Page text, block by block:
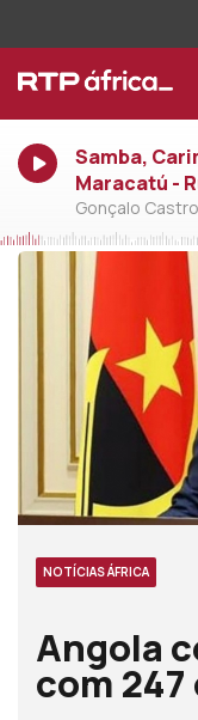
Samba,
Maracatú -
Gonçalo Castro
NOTÍCIAS ÁFRICA
Angola
com